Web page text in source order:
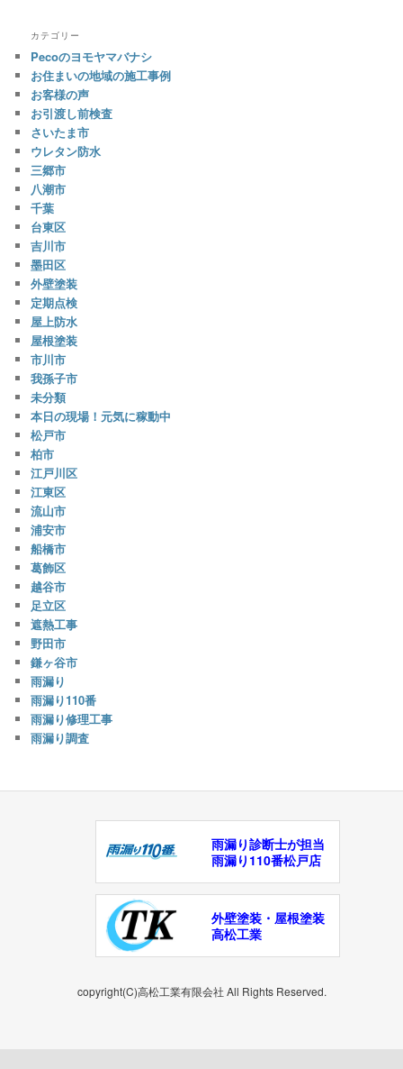
カテゴリー
Pecoのヨモヤマバナシ
お住まいの地域の施工事例
お客様の声
お引渡し前検査
さいたま市
ウレタン防水
三郷市
八潮市
千葉
台東区
吉川市
墨田区
外壁塗装
定期点検
屋上防水
屋根塗装
市川市
我孫子市
未分類
本日の現場！元気に稼動中
松戸市
柏市
江戸川区
江東区
流山市
浦安市
船橋市
葛飾区
越谷市
足立区
遮熱工事
野田市
鎌ヶ谷市
雨漏り
雨漏り110番
雨漏り修理工事
雨漏り調査
雨漏り診断士が担当
雨漏り110番松戸店
外壁塗装・屋根塗装
高松工業
copyright(C)高松工業有限会社 All Rights Reserved.